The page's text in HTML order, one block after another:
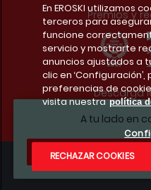
A tu lado en
¿Te
Premios y
Descarga
Condiciones legales
En EROSKI utilizamos
terceros para
funcione
servicio y mostrarte
anuncios ajustados a
clic en
preferencias de
visita nuestra política
RECHAZAR COOKIES